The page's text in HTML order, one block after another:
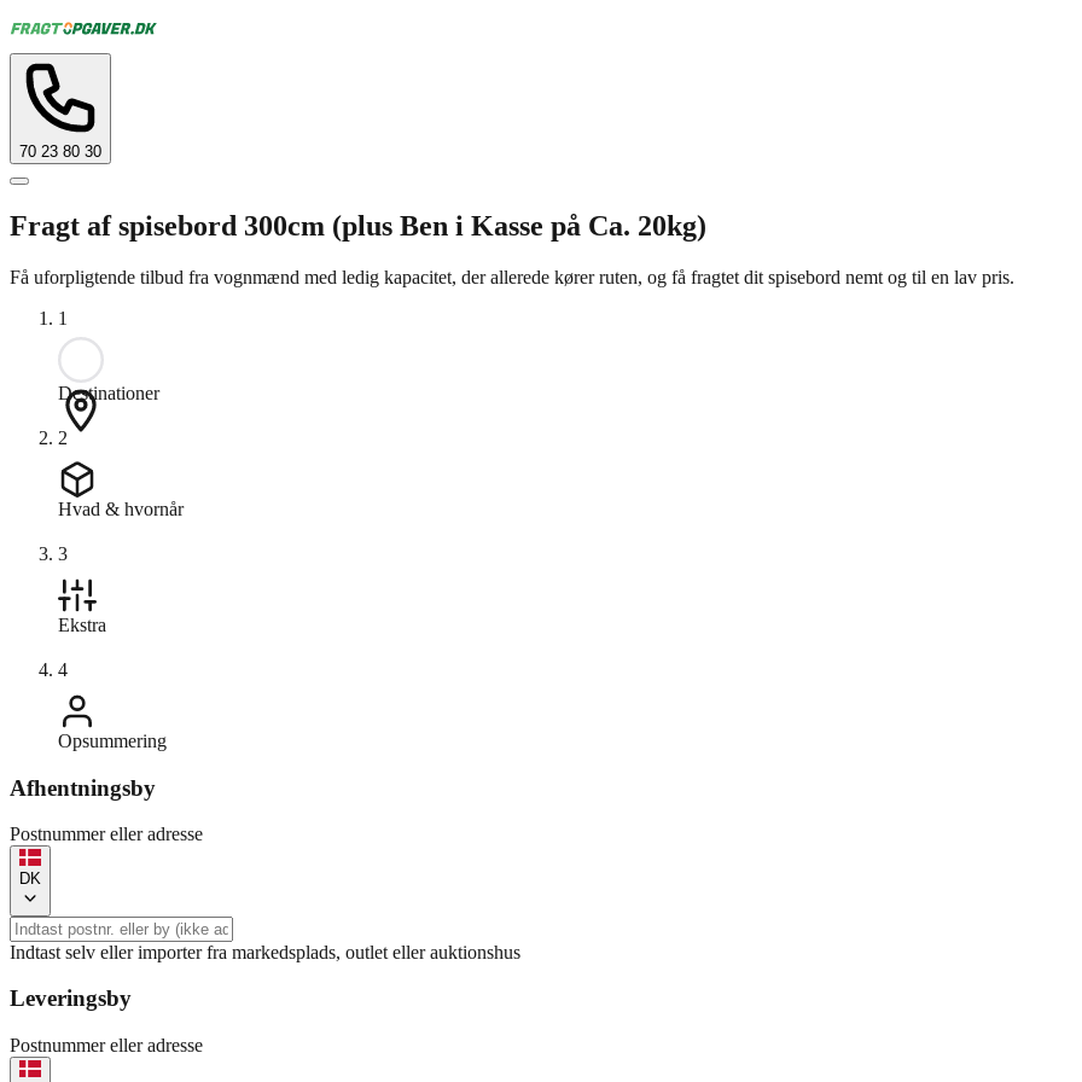
70 23 80 30
Fragt af spisebord 300cm (plus Ben i Kasse på Ca. 20kg)
Få uforpligtende tilbud fra vognmænd med ledig kapacitet, der allerede kører ruten, og få fragtet dit spisebord nemt og til en lav pris.
1
Destinationer
2
Hvad & hvornår
3
Ekstra
4
Opsummering
Afhentningsby
Postnummer eller adresse
DK
Indtast selv eller importer fra markedsplads, outlet eller auktionshus
Leveringsby
Postnummer eller adresse